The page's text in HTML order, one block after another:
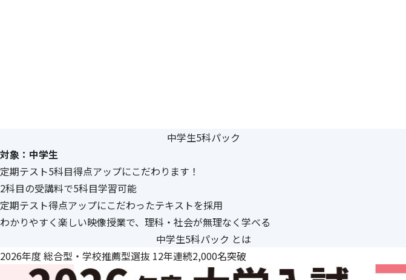
中学生5科パック
対象：中学生
定期テスト5科目得点アップにこだわります！
2科目の受講料で5科目学習可能
定期テスト得点アップにこだわったテキストを採用
わかりやすく楽しい映像授業で、理科・社会が無理なく学べる
中学生5科パック とは
2026年度 総合型・学校推薦型選抜 12年連続2,000名突破